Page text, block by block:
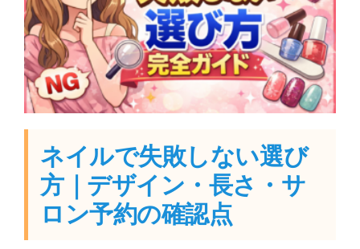
ネイルで失敗しない選び
方｜デザイン・長さ・サ
ロン予約の確認点